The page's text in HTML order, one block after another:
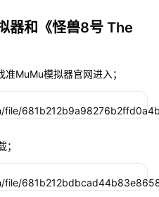
器和《怪兽8号 The
准MuMu模拟器官网进入；